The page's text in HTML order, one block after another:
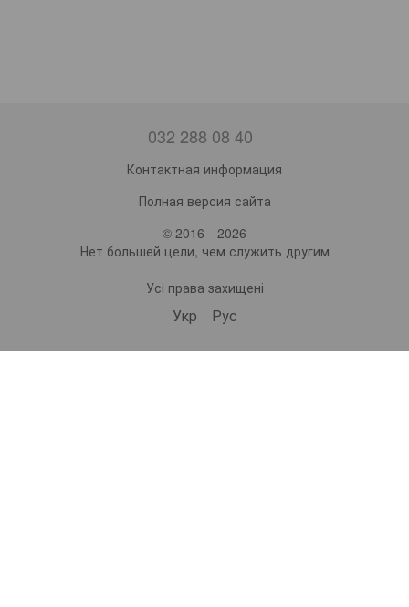
032 288 08 40
Контактная информация
Полная версия сайта
© 2016—2026
Нет большей цели, чем служить другим
Усі права захищені
Укр Рус